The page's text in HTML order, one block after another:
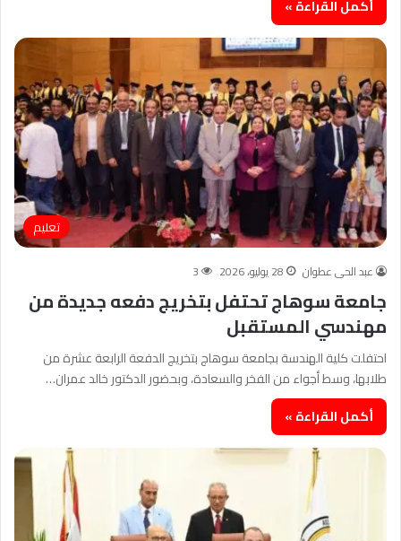
أكمل القراءة »
تعليم
عبد الحى عطوان 28 يوليو، 2026 3
جامعة سوهاج تحتفل بتخريج دفعه جديدة من
مهندسي المستقبل
احتفلت كلية الهندسة بجامعة سوهاج بتخريج الدفعة الرابعة عشرة من
طلابها، وسط أجواء من الفخر والسعادة، وبحضور الدكتور خالد عمران…
أكمل القراءة »